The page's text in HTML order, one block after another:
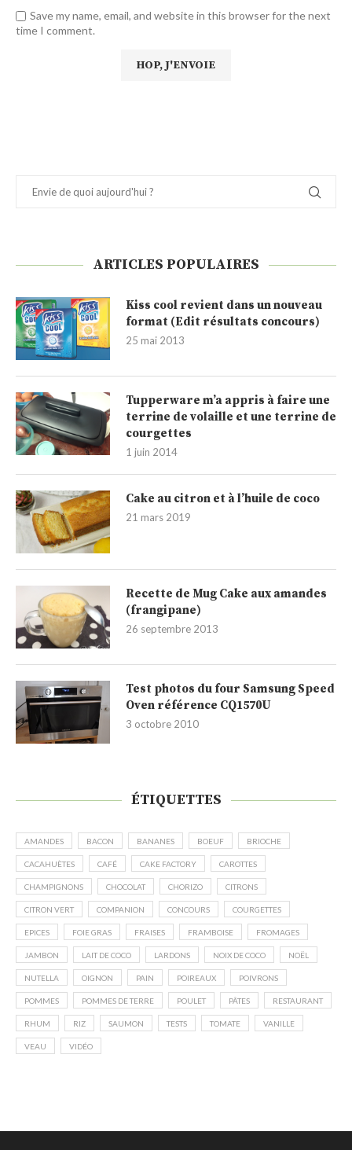
Save my name, email, and website in this browser for the next
time I comment.
ARTICLES POPULAIRES
Kiss cool revient dans un nouveau
format (Edit résultats concours)
25 mai 2013
Tupperware m’a appris à faire une
terrine de volaille et une terrine de
courgettes
1 juin 2014
Cake au citron et à l’huile de coco
21 mars 2019
Recette de Mug Cake aux amandes
(frangipane)
26 septembre 2013
Test photos du four Samsung Speed
Oven référence CQ1570U
3 octobre 2010
ÉTIQUETTES
AMANDES BACON BANANES BOEUF BRIOCHE
CACAHUÈTES CAFÉ CAKE FACTORY CAROTTES
CHAMPIGNONS CHOCOLAT CHORIZO CITRONS
CITRON VERT COMPANION CONCOURS COURGETTES
EPICES FOIE GRAS FRAISES FRAMBOISE FROMAGES
JAMBON LAIT DE COCO LARDONS NOIX DE COCO NOËL
NUTELLA OIGNON PAIN POIREAUX POIVRONS
POMMES POMMES DE TERRE POULET PÂTES RESTAURANT
RHUM RIZ SAUMON TESTS TOMATE VANILLE
VEAU VIDÉO